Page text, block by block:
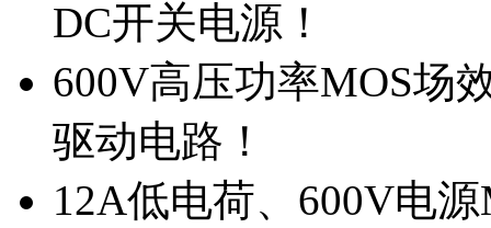
DC开关电源！
600V高压功率MOS场
驱动电路！
12A低电荷、600V电